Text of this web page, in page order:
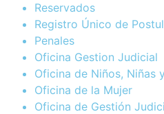
Reservados
Registro Único de
Penales
Oficina Gestion Judicial
Oficina de Niños, Niñas
Oficina de la Mujer
Oficina de Gestión